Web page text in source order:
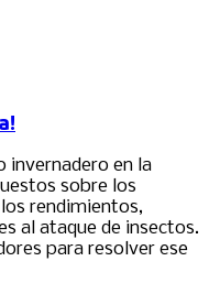
invernadero en la
sobre los
rendimientos,
al ataque de insectos.
para resolver ese